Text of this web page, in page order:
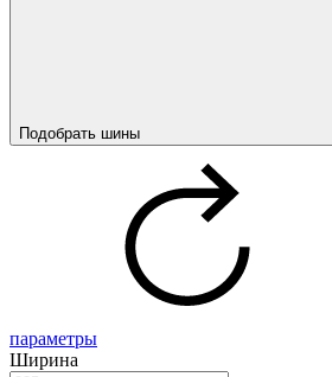
Подобрать шины
параметры
Ширина